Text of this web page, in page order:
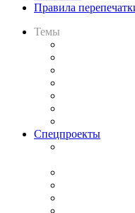
Правила
Темы
Спецпроекты